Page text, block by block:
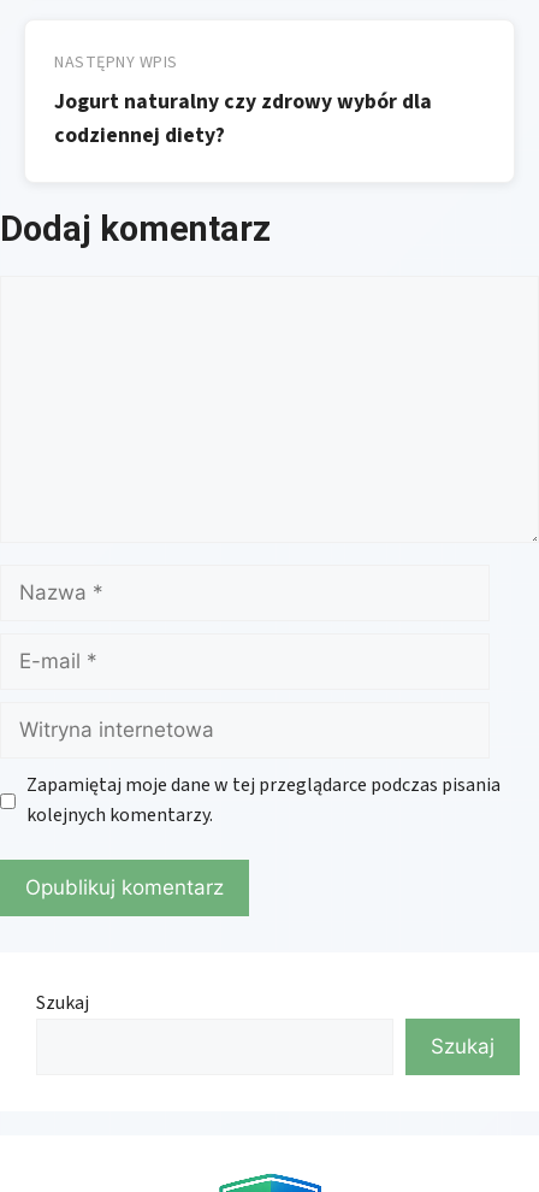
NASTĘPNY WPIS
Jogurt naturalny czy zdrowy wybór dla
codziennej diety?
Dodaj komentarz
Nazwa
mail
Witryna
internetowa
Zapamiętaj moje dane w tej przeglądarce podczas pisania
kolejnych komentarzy.
Szukaj
Szukaj